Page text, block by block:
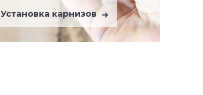
Установка карнизов